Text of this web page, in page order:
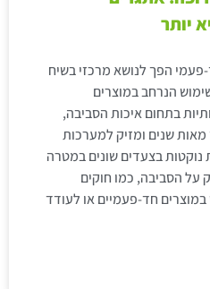
יותר
הפך לנושא מרכזי בשיח
הנרחב במוצרים
בתחום איכות הסביבה,
שנים ומזיק למערכות
נוקטות בצעדים שונים במטרה
הסביבה, כמו חוקים
חד-פעמיים או לעודד